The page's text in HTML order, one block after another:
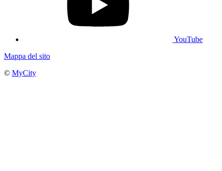
YouTube
Mappa del sito
© MyCity